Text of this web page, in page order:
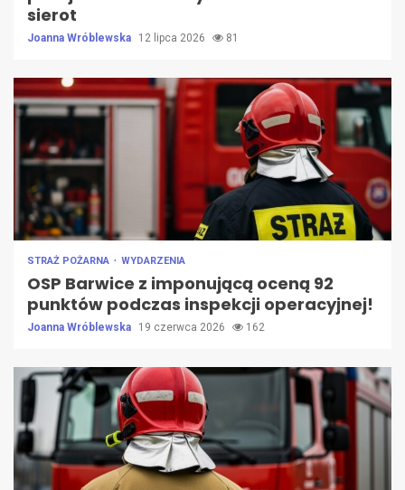
sierot
Joanna Wróblewska 12 lipca 2026 81
STRAŻ POŻARNA WYDARZENIA
OSP Barwice z imponującą oceną 92
punktów podczas inspekcji operacyjnej!
Joanna Wróblewska 19 czerwca 2026 162